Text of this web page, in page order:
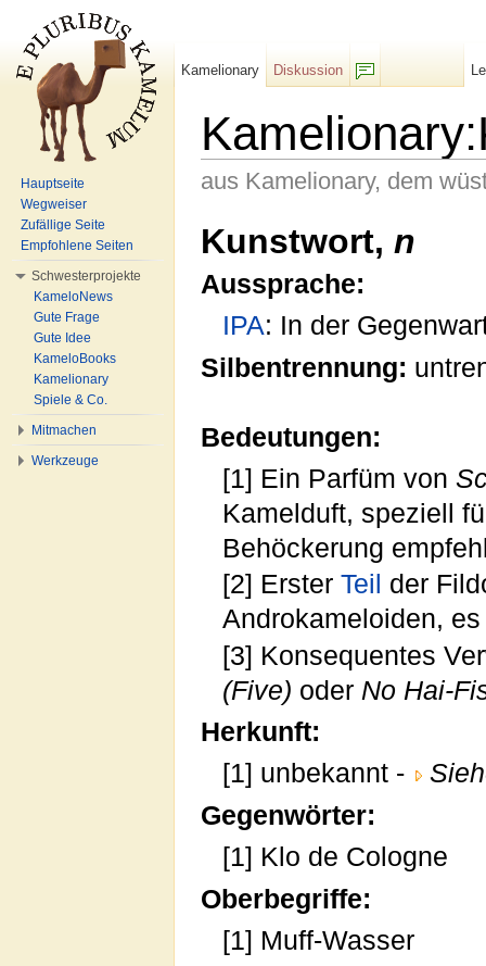
aus Kamelionary, dem
Kunstwort, n
Aussprache:
IPA: In der
Silbentrennung:
Bedeutungen:
[1] Ein Parfüm von
Kamelduft, speziell
Behöckerung
[2] ErsterTeil der
Androkameloiden,
[3] Konsequentes
(Five) oder No Hai-
Herkunft:
[1] unbekannt -
Gegenwörter:
[1] Klo de Cologne
Oberbegriffe:
[1] Muff-Wasser
Kamelionary
Diskussion
Hauptseite
Wegweiser
Zufällige Seite
Empfohlene Seiten
Schwesterprojekte
KameloNews
Gute Frage
Gute Idee
KameloBooks
Kamelionary
Spiele & Co.
Mitmachen
Werkzeuge